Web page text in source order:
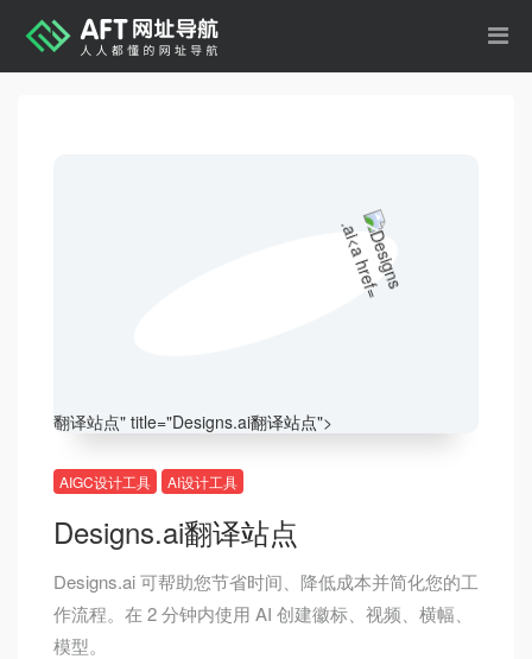
翻译站点" title="Designs.ai翻译站点">
AIGC设计工具 AI设计工具
Designs.ai翻译站点
Designs.ai 可帮助您节省时间、降低成本并简化您的工
作流程。在 2 分钟内使用 AI 创建徽标、视频、横幅、
模型。